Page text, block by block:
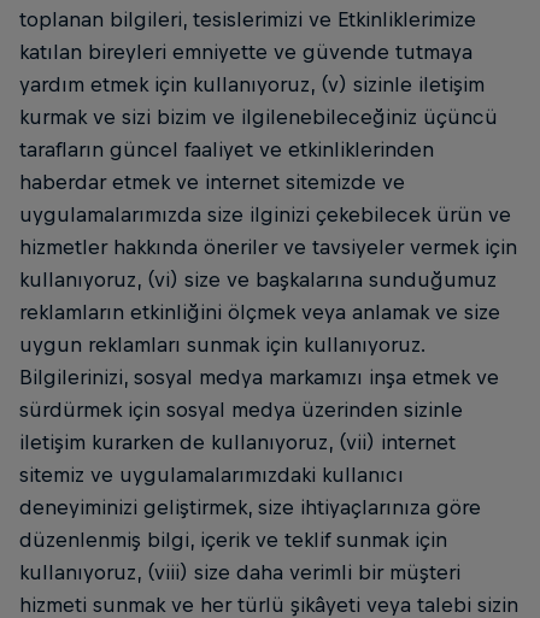
toplanan bilgileri, tesislerimizi ve Etkinliklerimize
katılan bireyleri emniyette ve güvende tutmaya
yardım etmek için kullanıyoruz, (v) sizinle iletişim
kurmak ve sizi bizim ve ilgilenebileceğiniz üçüncü
tarafların güncel faaliyet ve etkinliklerinden
haberdar etmek ve internet sitemizde ve
uygulamalarımızda size ilginizi çekebilecek ürün ve
hizmetler hakkında öneriler ve tavsiyeler vermek için
kullanıyoruz, (vi) size ve başkalarına sunduğumuz
reklamların etkinliğini ölçmek veya anlamak ve size
uygun reklamları sunmak için kullanıyoruz.
Bilgilerinizi, sosyal medya markamızı inşa etmek ve
sürdürmek için sosyal medya üzerinden sizinle
iletişim kurarken de kullanıyoruz, (vii) internet
sitemiz ve uygulamalarımızdaki kullanıcı
deneyiminizi geliştirmek, size ihtiyaçlarınıza göre
düzenlenmiş bilgi, içerik ve teklif sunmak için
kullanıyoruz, (viii) size daha verimli bir müşteri
hizmeti sunmak ve her türlü şikâyeti veya talebi sizin